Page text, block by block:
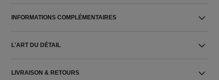
INFORMATIONS COMPLÉMENTAIRES
L'ART DU DÉTAIL
LIVRAISON & RETOURS